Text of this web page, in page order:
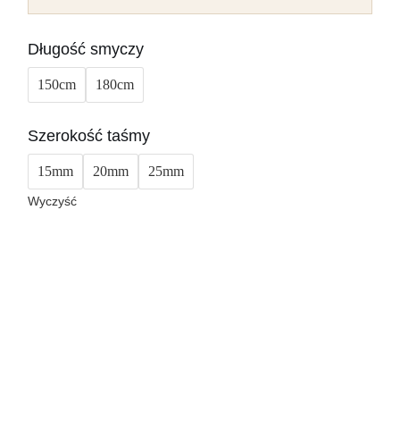
Długość smyczy
150cm 180cm
Szerokość taśmy
15mm 20mm 25mm
Wyczyść